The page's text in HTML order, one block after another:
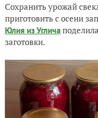
Сохранить урожай
приготовить с осени
Юлия из Углича
заготовки.